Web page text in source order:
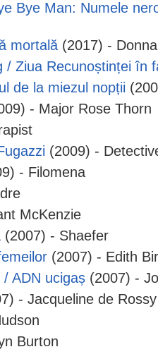
Bye Man: Numele
mortală (2017) -
/ Ziua Recunoștinței în
de la miezul nopții
- Major Rose Thorn
(2009) -
- Filomena
McKenzie
(2007) - Shaefer
(2007) - Edith
ADN ucigaș (2007) -
- Jacqueline de Rossy
Burton